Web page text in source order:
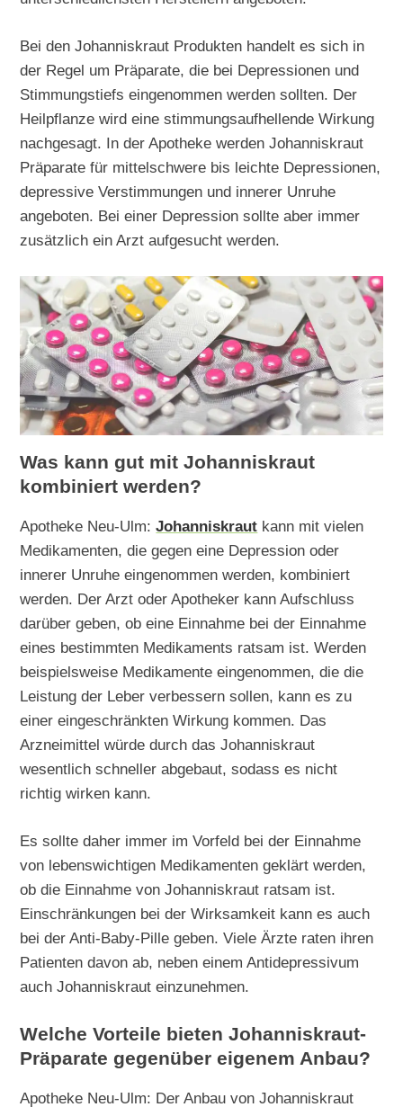
Bei den Johanniskraut Produkten handelt es sich in
der Regel um Präparate, die bei Depressionen und
Stimmungstiefs eingenommen werden sollten. Der
Heilpflanze wird eine stimmungsaufhellende Wirkung
nachgesagt. In der Apotheke werden Johanniskraut
Präparate für mittelschwere bis leichte Depressionen,
depressive Verstimmungen und innerer Unruhe
angeboten. Bei einer Depression sollte aber immer
zusätzlich ein Arzt aufgesucht werden.
Was kann gut mit Johanniskraut
kombiniert werden?
Apotheke Neu-Ulm:Johanniskraut kann mit vielen
Medikamenten, die gegen eine Depression oder
innerer Unruhe eingenommen werden, kombiniert
werden. Der Arzt oder Apotheker kann Aufschluss
darüber geben, ob eine Einnahme bei der Einnahme
eines bestimmten Medikaments ratsam ist. Werden
beispielsweise Medikamente eingenommen, die die
Leistung der Leber verbessern sollen, kann es zu
einer eingeschränkten Wirkung kommen. Das
Arzneimittel würde durch das Johanniskraut
wesentlich schneller abgebaut, sodass es nicht
richtig wirken kann.
Es sollte daher immer im Vorfeld bei der Einnahme
von lebenswichtigen Medikamenten geklärt werden,
ob die Einnahme von Johanniskraut ratsam ist.
Einschränkungen bei der Wirksamkeit kann es auch
bei der Anti-Baby-Pille geben. Viele Ärzte raten ihren
Patienten davon ab, neben einem Antidepressivum
auch Johanniskraut einzunehmen.
Welche Vorteile bieten Johanniskraut-
Präparate gegenüber eigenem Anbau?
Apotheke Neu-Ulm: Der Anbau von Johanniskraut